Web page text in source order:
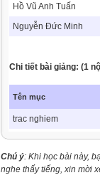
Hồ Vũ Anh Tuấn
Nguyễn Đức Minh
Chi tiết bài giảng: (1
Tên mục
trac nghiem
Chú ý: Khi học bài này,
nghe thấy tiếng, xin mời